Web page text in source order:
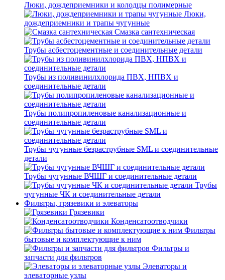
Люки, дождеприемники и колодцы полимерные
Люки,
дождеприемники и трапы чугунные
Смазка сантехническая
Трубы асбестоцементные и соединительные детали
Трубы из поливинилхлорида ПВХ, НПВХ и
соединительные детали
Трубы полипропиленовые канализационные и
соединительные детали
Трубы чугунные безраструбные SML и соединительные
детали
Трубы чугунные ВЧШГ и соединительные детали
Трубы
чугунные ЧК и соединительные детали
Фильтры, грязевики и элеваторы
Грязевики
Конденсатоотводчики
Фильтры
бытовые и комплектующие к ним
Фильтры и
запчасти для фильтров
Элеваторы и
элеваторные узлы